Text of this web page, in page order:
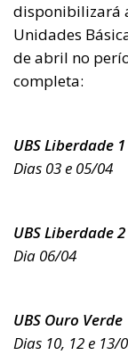
disponibilizará
Unidades
de abril no
completa:
UBS Liberdade 1
Dias 03 e 05/04
UBS Liberdade 2
Dia 06/04
UBS Ouro Verde
Dias 10, 12 e 13/